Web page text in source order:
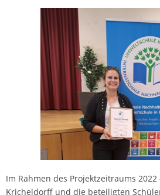
Im Rahmen des Projektzeitraums
Kricheldorff und die beteiligten